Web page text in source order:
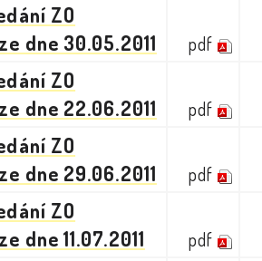
ZO
dne 30.05.2011
pdf
ZO
dne 22.06.2011
pdf
ZO
dne 29.06.2011
pdf
ZO
dne 11.07.2011
pdf